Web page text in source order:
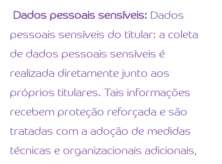
Dados pessoais sensíveis: Dados
pessoais sensíveis do titular: a coleta
de dados pessoais sensíveis é
realizada diretamente junto aos
próprios titulares. Tais informações
recebem proteção reforçada e são
tratadas com a adoção de medidas
técnicas e organizacionais adicionais,